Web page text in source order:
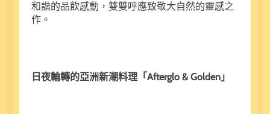
和諧的品飲感動，雙雙呼應致敬大自然的靈感之
作。
日夜輪轉的亞洲新潮料理「Afterglo & Golden」